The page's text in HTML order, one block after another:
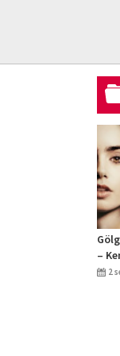
–
izle
2